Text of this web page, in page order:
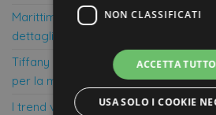
Marittimo Boutique Hotel a Milano
dettaglio parla di te
Tiffany Hotel & Resort Cesenatico:
per la mente
I trend vacanze 2023: autenticità e
NON CLASSIFICATI
ACCETTA TUTTO
USA SOLO I COOKIE